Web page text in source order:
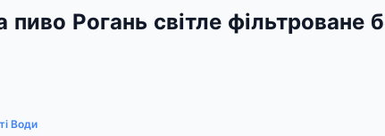
пиво Рогань світле фільтроване
Води